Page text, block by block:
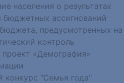
населения о результатах
бюджетных ассигнований
предусмотренных на
контроль
«Демография»
конкурс "Семья года"